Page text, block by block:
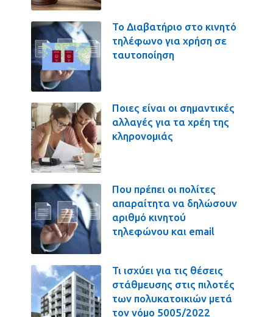
Το Διαβατήριο στο κινητό
τηλέφωνο για χρήση σε
ταυτοποίηση
Ποιες είναι οι σημαντικές
αλλαγές για τα χρέη της
κληρονομιάς
Που πρέπει οι πολίτες
απαραίτητα να δηλώσουν
αριθμό κινητού
τηλεφώνου και email
Τι ισχύει για τις θέσεις
στάθμευσης στις πιλοτές
των πολυκατοικιών μετά
τον νόμο 5005/2022